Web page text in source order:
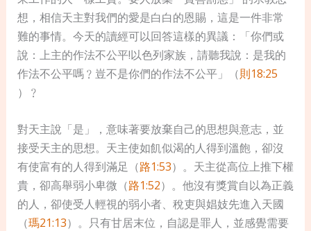
想，相信天主對我們的愛是白白的恩賜，這是一件非常
難的事情。今天的讀經可以回答這樣的異議：「你們或
說：上主的作法不公平!以色列家族，請聽我說：是我的
作法不公平嗎﹖豈不是你們的作法不公平」（則18:25
）﹖
對天主說「是」，意味著要放棄自己的思想與意志，並
接受天主的思想。天主使如飢似渴的人得到溫飽，卻沒
有使富有的人得到滿足（路1:53）。天主從高位上推下權
貴，卻高舉弱小卑微（路1:52）。他沒有獎賞自以為正義
的人，卻使受人輕視的弱小者、稅吏與娼妓先進入天國
（瑪21:13）。只有甘居末位，自認是罪人，並感覺需要